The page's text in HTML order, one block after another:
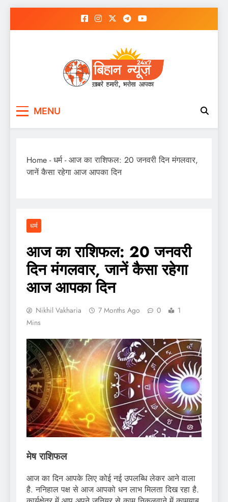
MENU
Home -धर्म-आज का राशिफल: 20 जनवरी दिन मंगलवार,
जानें कैसा रहेगा आज आपका दिन
धर्म
आज का राशिफल: 20 जनवरी
दिन मंगलवार, जानें कैसा रहेगा
आज आपका दिन
Nikhil Vakharia 7 Months Ago 0
1
Mins
मेष राशिफल
आज का दिन आपके लिए कोई नई उपलब्धि लेकर आने वाला
है. ननिहाल पक्ष से आज आपको धन लाभ मिलता दिख रहा है.